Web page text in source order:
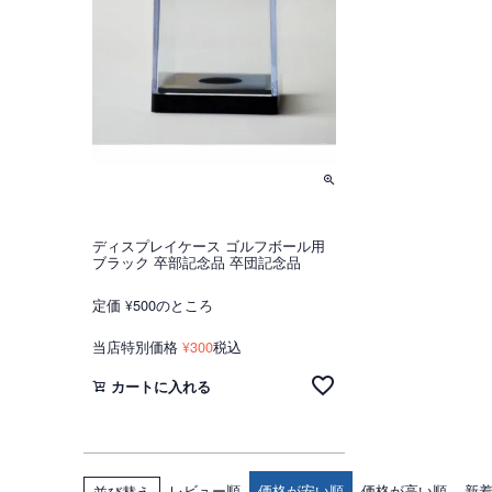
ディスプレイケース ゴルフボール用
ブラック 卒部記念品 卒団記念品
定価 ¥500のところ
当店特別価格 ¥300税込
カートに入れる